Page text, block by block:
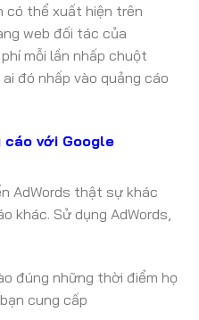
có thể xuất hiện trên
web đối tác của
mỗi lần nhấp chuột
đó nhấp vào quảng cáo
cáo với Google
AdWords thật sự khác
khác. Sử dụng AdWords,
đúng những thời điểm họ
cung cấp